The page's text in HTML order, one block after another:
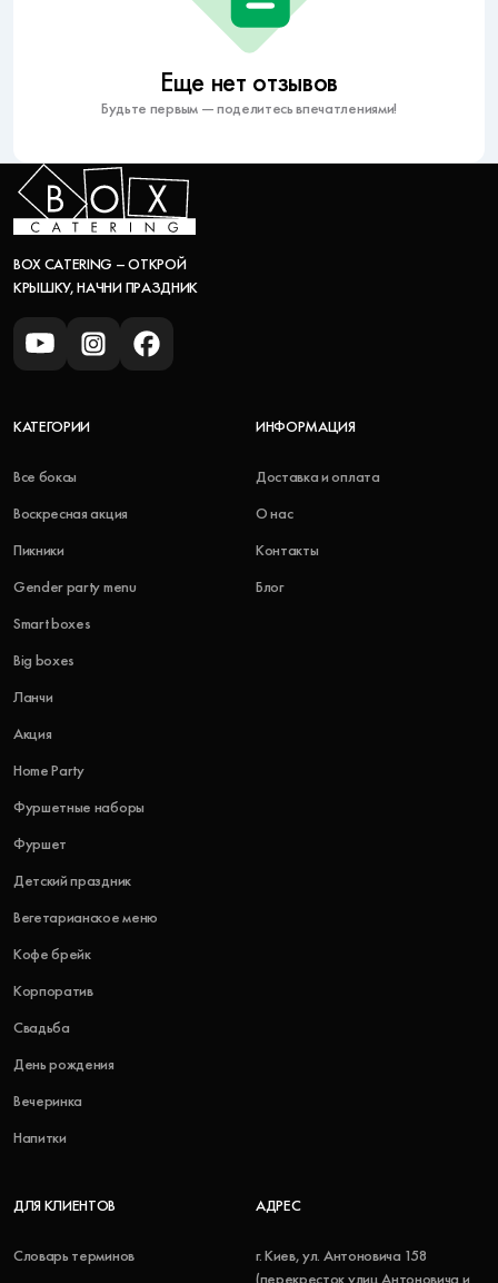
Еще нет отзывов
Будьте первым — поделитесь впечатлениями!
BOX CATERING – ОТКРОЙ
КРЫШКУ, НАЧНИ ПРАЗДНИК
КАТЕГОРИИ
Все боксы
Воскресная акция
Пикники
Gender party menu
Smart boxes
Big boxes
Ланчи
Акция
Home Party
Фуршетные наборы
Фуршет
Детский праздник
Вегетарианское меню
Кофе брейк
Корпоратив
Свадьба
День рождения
Вечеринка
Напитки
ИНФОРМАЦИЯ
Доставка и оплата
О нас
Контакты
Блог
ДЛЯ КЛИЕНТОВ
Словарь терминов
АДРЕС
г. Киев, ул. Антоновича 158
(перекресток улиц Антоновича и